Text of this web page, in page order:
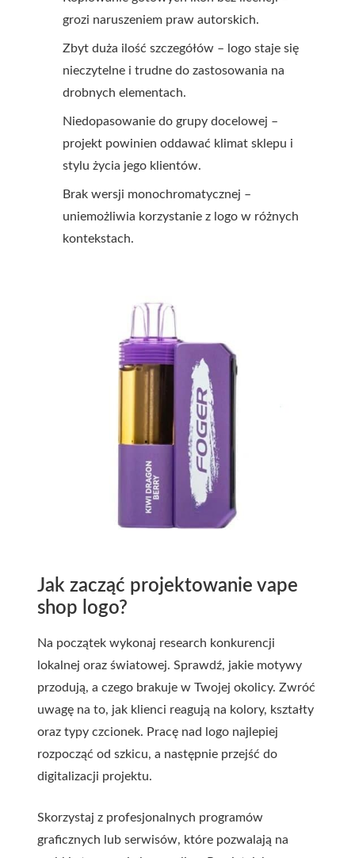
grozi naruszeniem praw autorskich.
Zbyt duża ilość szczegółów – logo staje się
nieczytelne i trudne do zastosowania na
drobnych elementach.
Niedopasowanie do grupy docelowej –
projekt powinien oddawać klimat sklepu i
stylu życia jego klientów.
Brak wersji monochromatycznej –
uniemożliwia korzystanie z logo w różnych
kontekstach.
Jak zacząć projektowanie vape
shop logo?
Na początek wykonaj research konkurencji
lokalnej oraz światowej. Sprawdź, jakie motywy
przodują, a czego brakuje w Twojej okolicy. Zwróć
uwagę na to, jak klienci reagują na kolory, kształty
oraz typy czcionek. Pracę nad logo najlepiej
rozpocząć od szkicu, a następnie przejść do
digitalizacji projektu.
Skorzystaj z profesjonalnych programów
graficznych lub serwisów, które pozwalają na